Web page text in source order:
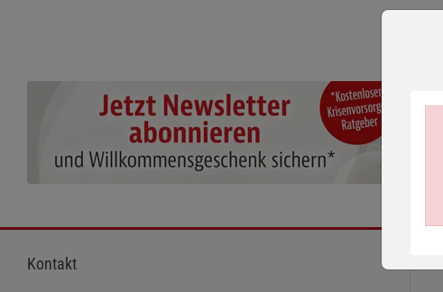
Kontakt